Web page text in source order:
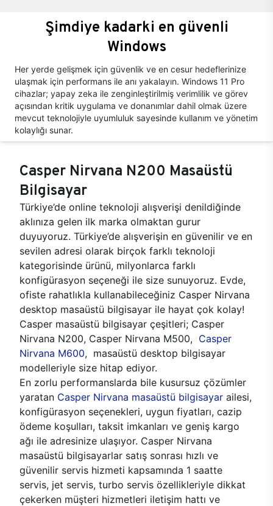
Şimdiye kadarki en güvenli
Windows
Her yerde gelişmek için güvenlik ve en cesur hedeflerinize
ulaşmak için performans ile anı yakalayın. Windows 11 Pro
cihazlar; yapay zeka ile zenginleştirilmiş verimlilik ve görev
açısından kritik uygulama ve donanımlar dahil olmak üzere
mevcut teknolojiyle uyumluluk sayesinde kullanım ve yönetim
kolaylığı sunar.
Casper Nirvana N200 Masaüstü
Bilgisayar
Türkiye’de online teknoloji alışverişi denildiğinde
aklınıza gelen ilk marka olmaktan gurur
duyuyoruz. Türkiye’de alışverişin en güvenilir ve en
sevilen adresi olarak birçok farklı teknoloji
kategorisinde ürünü, milyonlarca farklı
konfigürasyon seçeneği ile size sunuyoruz. Evde,
ofiste rahatlıkla kullanabileceğiniz Casper Nirvana
desktop masaüstü bilgisayar ile hayat çok kolay!
Casper masaüstü bilgisayar çeşitleri; Casper
Nirvana N200, Casper Nirvana M500, Casper
Nirvana M600, masaüstü desktop bilgisayar
modelleriyle size hitap ediyor.
En zorlu performanslarda bile kusursuz çözümler
yaratan Casper Nirvana masaüstü bilgisayar ailesi,
konfigürasyon seçenekleri, uygun fiyatları, cazip
ödeme koşulları, taksit imkanları ve geniş kargo
ağı ile adresinize ulaşıyor. Casper Nirvana
masaüstü bilgisayarlar satış sonrası hızlı ve
güvenilir servis hizmeti kapsamında 1 saatte
servis, jet servis, turbo servis özellikleriyle dikkat
çekerken müşteri hizmetleri iletişim hattı ve